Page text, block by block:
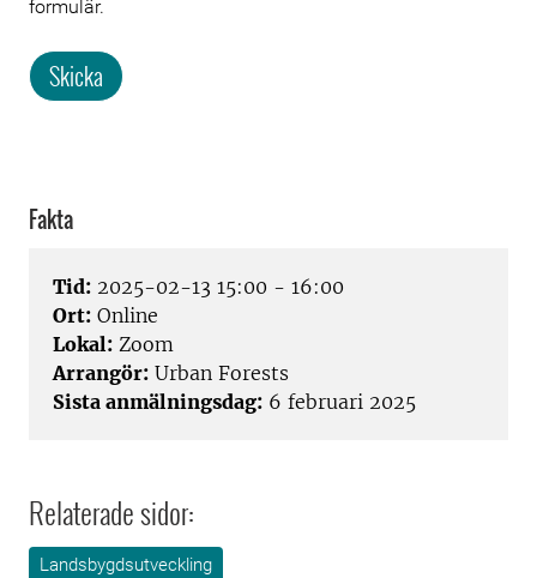
formulär.
Skicka
Fakta
Tid: 2025-02-13 15:00 - 16:00
Ort: Online
Lokal: Zoom
Arrangör: Urban Forests
Sista anmälningsdag: 6 februari 2025
Relaterade sidor:
Landsbygdsutveckling